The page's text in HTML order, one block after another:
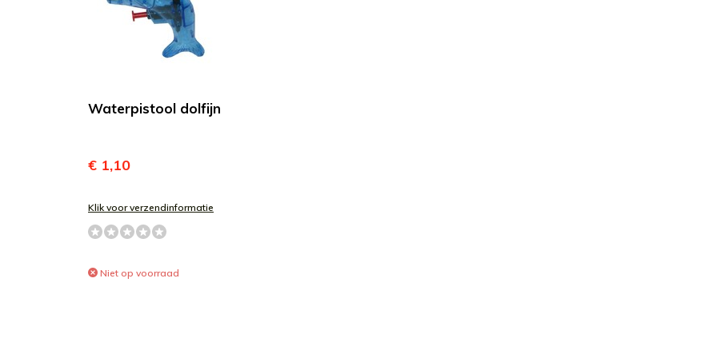
Waterpistool dolfijn
€ 1,10
Klik voor verzendinformatie
Niet op voorraad